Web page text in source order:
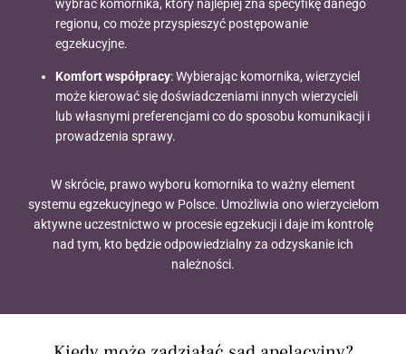
wybrać komornika, który najlepiej zna specyfikę danego
regionu, co może przyspieszyć postępowanie
egzekucyjne.
Komfort współpracy: Wybierając komornika, wierzyciel
może kierować się doświadczeniami innych wierzycieli
lub własnymi preferencjami co do sposobu komunikacji i
prowadzenia sprawy.
W skrócie, prawo wyboru komornika to ważny element
systemu egzekucyjnego w Polsce. Umożliwia ono wierzycielom
aktywne uczestnictwo w procesie egzekucji i daje im kontrolę
nad tym, kto będzie odpowiedzialny za odzyskanie ich
należności.